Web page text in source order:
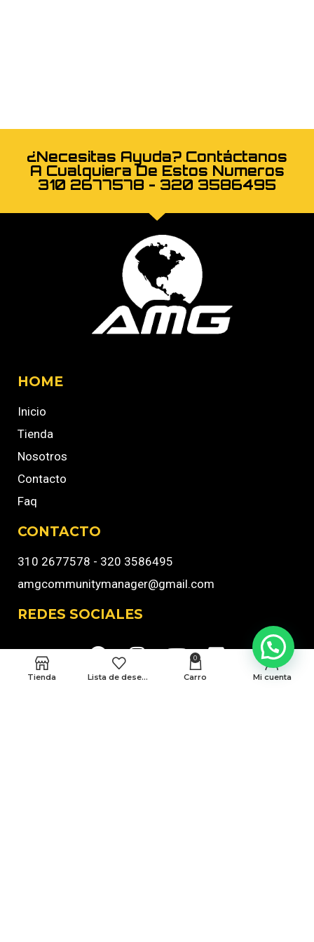
¿Necesitas Ayuda? Contáctanos
A Cualquiera De Estos Numeros
310 2677578 - 320 3586495
HOME
Inicio
Tienda
Nosotros
Contacto
Faq
CONTACTO
310 2677578 - 320 3586495
amgcommunitymanager@gmail.com
REDES SOCIALES
Tienda Lista de deseos
0
Carro Mi cuenta